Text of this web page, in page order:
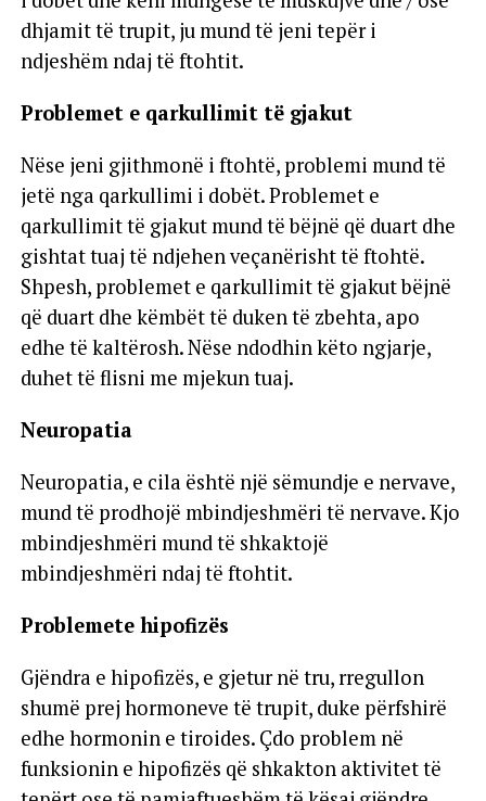
dhjamit të trupit, ju mund të jeni tepër i
ndjeshëm ndaj të ftohtit.
Problemet e qarkullimit të gjakut
Nëse jeni gjithmonë i ftohtë, problemi mund të
jetë nga qarkullimi i dobët. Problemet e
qarkullimit të gjakut mund të bëjnë që duart dhe
gishtat tuaj të ndjehen veçanërisht të ftohtë.
Shpesh, problemet e qarkullimit të gjakut bëjnë
që duart dhe këmbët të duken të zbehta, apo
edhe të kaltërosh. Nëse ndodhin këto ngjarje,
duhet të flisni me mjekun tuaj.
Neuropatia
Neuropatia, e cila është një sëmundje e nervave,
mund të prodhojë mbindjeshmëri të nervave. Kjo
mbindjeshmëri mund të shkaktojë
mbindjeshmëri ndaj të ftohtit.
Problemete hipofizës
Gjëndra e hipofizës, e gjetur në tru, rregullon
shumë prej hormoneve të trupit, duke përfshirë
edhe hormonin e tiroides. Çdo problem në
funksionin e hipofizës që shkakton aktivitet të